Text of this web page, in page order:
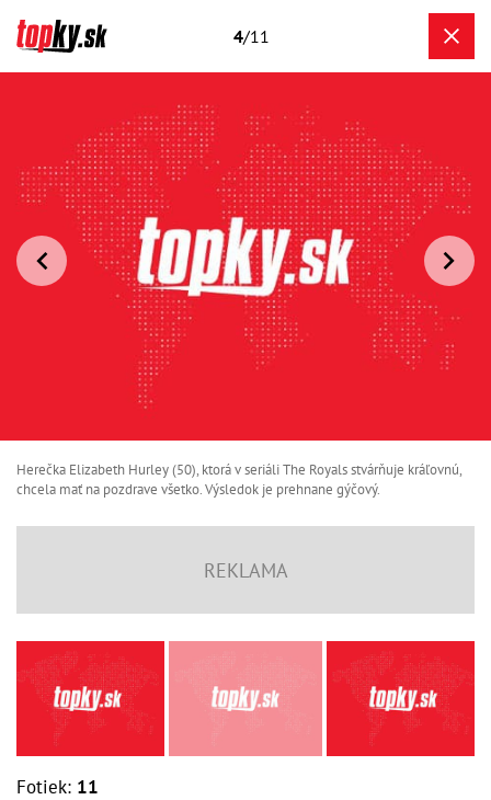
4/11
Herečka Elizabeth Hurley (50), ktorá v seriáli The Royals stvárňuje kráľovnú,
chcela mať na pozdrave všetko. Výsledok je prehnane gýčový.
Fotiek: 11